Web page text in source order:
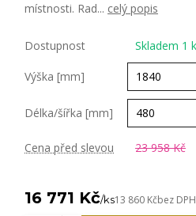
místnosti. Rad... celý popis
Dostupnost Skladem 1
Výška [mm]
Délka/šířka [mm]
Cena před slevou 23 958 Kč
16 771 Kč/ks13 860 Kčbez DPH